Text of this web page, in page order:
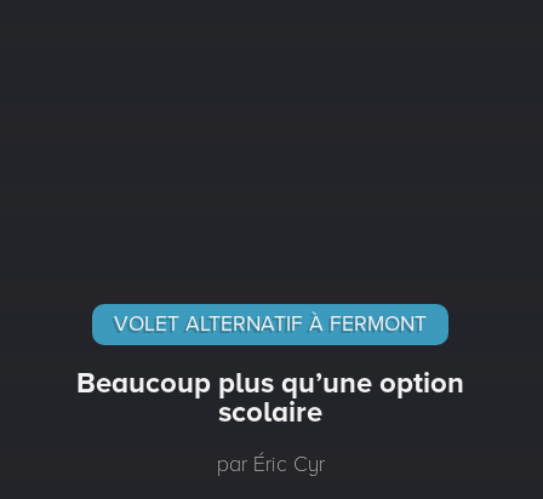
VOLET ALTERNATIF À FERMONT
Beaucoup plus qu’une option
scolaire
par Éric Cyr